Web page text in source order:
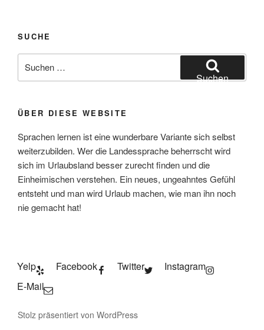
SUCHE
nach:
Suchen
ÜBER DIESE WEBSITE
Sprachen lernen ist eine wunderbare Variante sich selbst
weiterzubilden. Wer die Landessprache beherrscht wird
sich im Urlaubsland besser zurecht finden und die
Einheimischen verstehen. Ein neues, ungeahntes Gefühl
entsteht und man wird Urlaub machen, wie man ihn noch
nie gemacht hat!
Yelp Facebook Twitter
Instagram
E-Mail
Stolz präsentiert von WordPress